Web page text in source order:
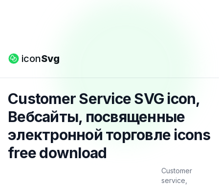
iconSvg
Customer Service SVG icon,
Вебсайты, посвященные
электронной торговле icons
free download
Customer
service,